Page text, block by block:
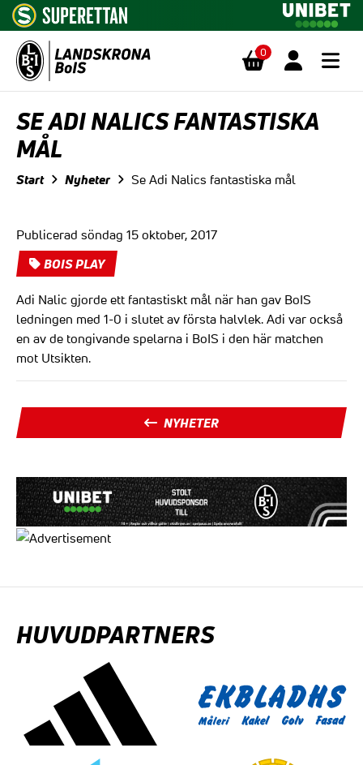
0
SE ADI NALICS FANTASTISKA
MÅL
Start Nyheter Se Adi Nalics fantastiska mål
Publicerad söndag 15 oktober, 2017
BOIS PLAY
Adi Nalic gjorde ett fantastiskt mål när han gav BoIS
ledningen med 1-0 i slutet av första halvlek. Adi var också
en av de tongivande spelarna i BoIS i den här matchen
mot Utsikten.
NYHETER
HUVUDPARTNERS